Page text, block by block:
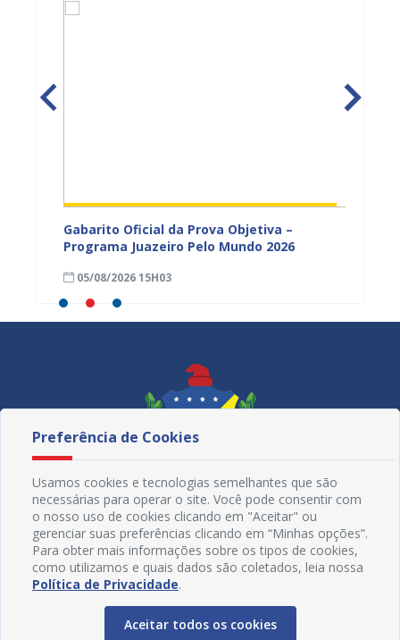
Gabarito Oficial da Prova Objetiva –
Programa Juazeiro Pelo Mundo 2026
05/08/2026 15H03
Redes Sociais
Preferência de Cookies
Usamos cookies e tecnologias semelhantes que são
necessárias para operar o site. Você pode consentir com
o nosso uso de cookies clicando em "Aceitar" ou
gerenciar suas preferências clicando em “Minhas opções”.
Para obter mais informações sobre os tipos de cookies,
como utilizamos e quais dados são coletados, leia nossa
Política de Privacidade.
Aceitar todos os cookies